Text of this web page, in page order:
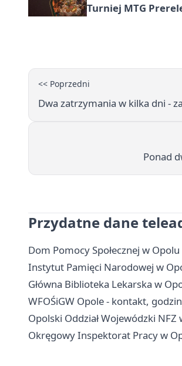
Turniej MTG
<< Poprzedni
Dwa zatrzymania w kilka dni -
Ponad
Przydatne dane
Dom Pomocy Społecznej w
Instytut Pamięci Narodowej w
Główna Biblioteka Lekarska w
WFOŚiGW Opole - kontakt,
Opolski Oddział Wojewódzki
Okręgowy Inspektorat Pracy w